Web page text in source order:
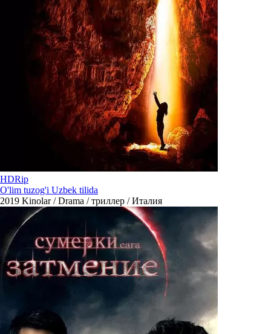
HDRip
O'lim tuzog'i Uzbek tilida
2019 Kinolar / Drama / триллер / Италия